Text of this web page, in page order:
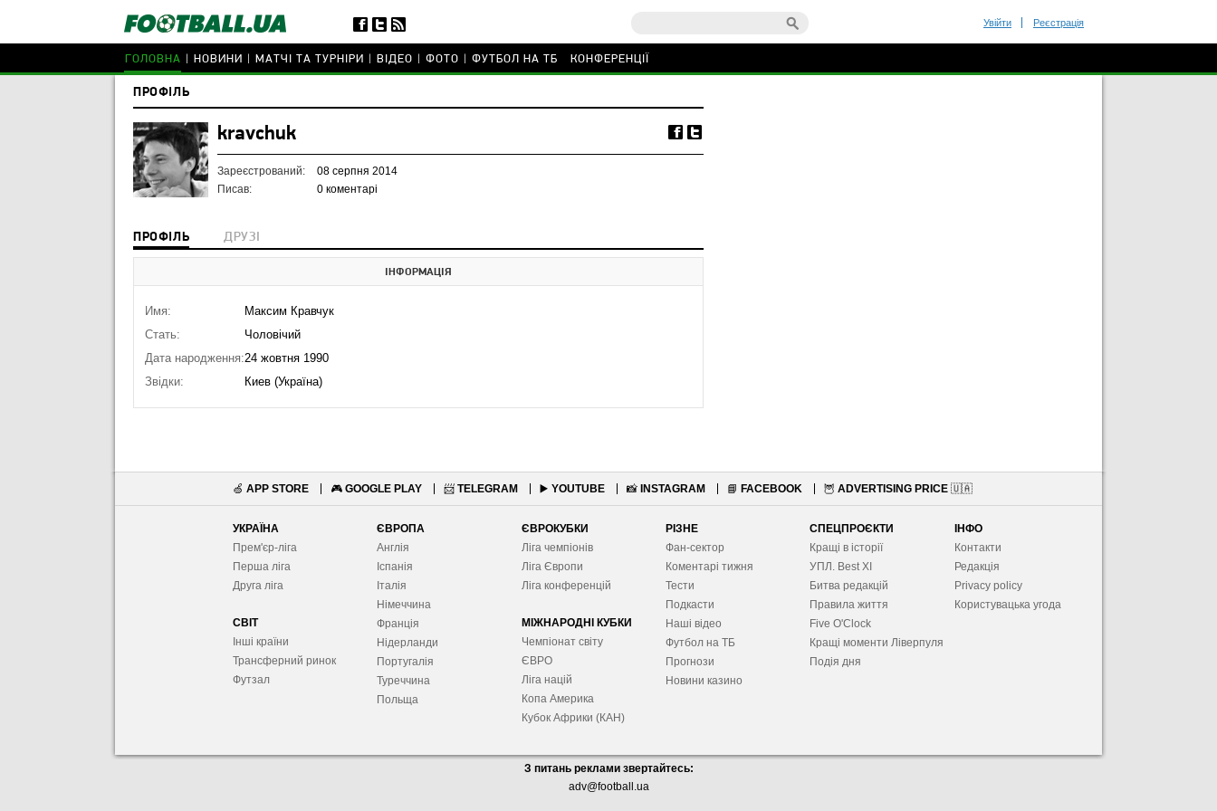
Увійти Реєстрація
ГОЛОВНА НОВИНИ МАТЧІ ТА ТУРНІРИ ВІДЕО ФОТО ФУТБОЛ НА ТБ КОНФЕРЕНЦІЇ
ПРОФІЛЬ
kravchuk
Зареєстрований:
08 серпня 2014
Писав:
0 коментарі
ПРОФІЛЬ ДРУЗІ
ІНФОРМАЦІЯ
Имя:
Максим Кравчук
Стать:
Чоловічий
Дата народження:24 жовтня 1990
Звідки:
Киев (Україна)
🍏 APP STORE 🎮 GOOGLE PLAY 📨 TELEGRAM ▶️ YOUTUBE 📸 INSTAGRAM 📘 FACEBOOK 🦉 ADVERTISING PRICE 🇺🇦
УКРАЇНА
Прем'єр-ліга
Перша ліга
Друга ліга
СВІТ
Інші країни
Трансферний ринок
Футзал
ЄВРОПА
Англія
Іспанія
Італія
Німеччина
Франція
Нідерланди
Португалія
Туреччина
Польща
ЄВРОКУБКИ
Ліга чемпіонів
Ліга Європи
Ліга конференцій
МІЖНАРОДНІ КУБКИ
Чемпіонат світу
ЄВРО
Ліга націй
Копа Америка
Кубок Африки (КАН)
РІЗНЕ
Фан-сектор
Коментарі тижня
Тести
Подкасти
Наші відео
Футбол на ТБ
Прогнози
Новини казино
СПЕЦПРОЄКТИ
Кращі в історії
УПЛ. Best XІ
Битва редакцій
Правила життя
Five O'Clock
Кращі моменти Ліверпуля
Подія дня
ІНФО
Контакти
Редакція
Privacy policy
Користувацька угода
З питань реклами звертайтесь:
adv@football.ua